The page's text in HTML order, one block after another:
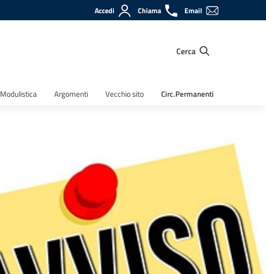
Accedi Chiama Email
Cerca
Modulistica Argomenti Vecchio sito Circ.Permanenti